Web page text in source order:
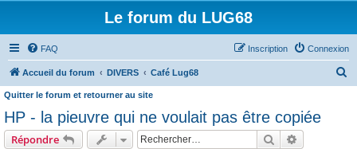
Le forum du LUG68
FAQ Connexion
Inscription
Accueil du forum DIVERS Café Lug68
Quitter le forum et retourner au site
HP - la pieuvre qui ne voulait pas être copiée
Répondre Rechercher